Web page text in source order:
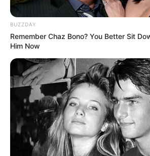
BUZZDAY
Remember Chaz Bono? You Better Sit
Him Now